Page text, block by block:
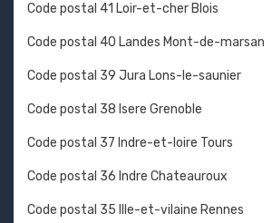
Code postal 41 Loir-et-cher Blois
Code postal 40 Landes Mont-de-marsan
Code postal 39 Jura Lons-le-saunier
Code postal 38 Isere Grenoble
Code postal 37 Indre-et-loire Tours
Code postal 36 Indre Chateauroux
Code postal 35 Ille-et-vilaine Rennes